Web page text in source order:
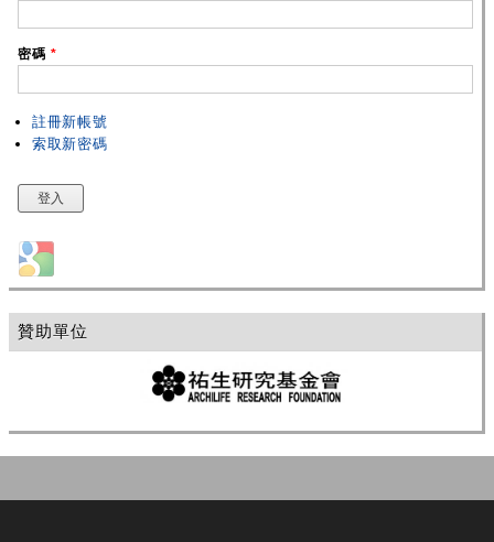
密碼 *
註冊新帳號
索取新密碼
Login with Google
贊助單位